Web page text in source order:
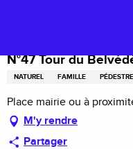
principal
N°47 Tour du
NATUREL FAMILLE PÉDESTRE
Place mairie ou à
M'y rendre
Partager